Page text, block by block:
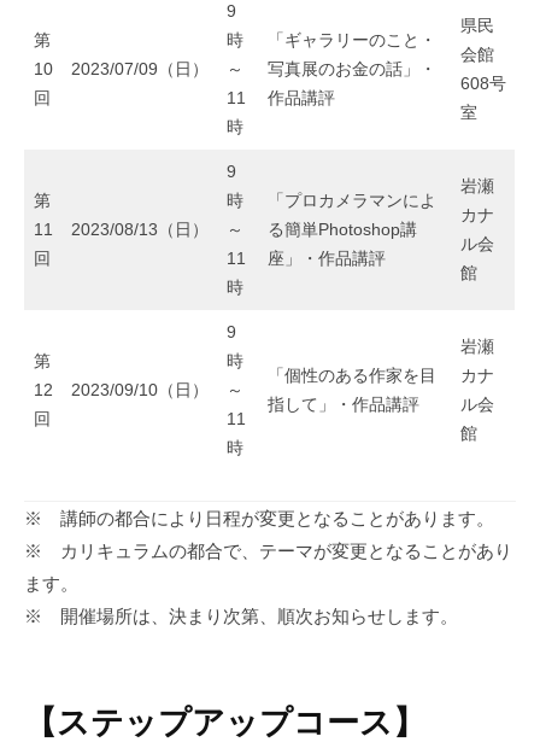
第
10
回
2023/07/09（日）
9
時
～
11
時
「ギャラリーのこと・
写真展のお金の話」・
作品講評
県民
会館
608号
室
第
11
回
2023/08/13（日）
9
時
～
11
時
「プロカメラマンによ
る簡単Photoshop講
座」・作品講評
岩瀬
カナ
ル会
館
第
12
回
2023/09/10（日）
9
時
～
11
時
「個性のある作家を目
指して」・作品講評
岩瀬
カナ
ル会
館
※ 講師の都合により日程が変更となることがあります。
※ カリキュラムの都合で、テーマが変更となることがあり
ます。
※ 開催場所は、決まり次第、順次お知らせします。
【ステップアップコース】